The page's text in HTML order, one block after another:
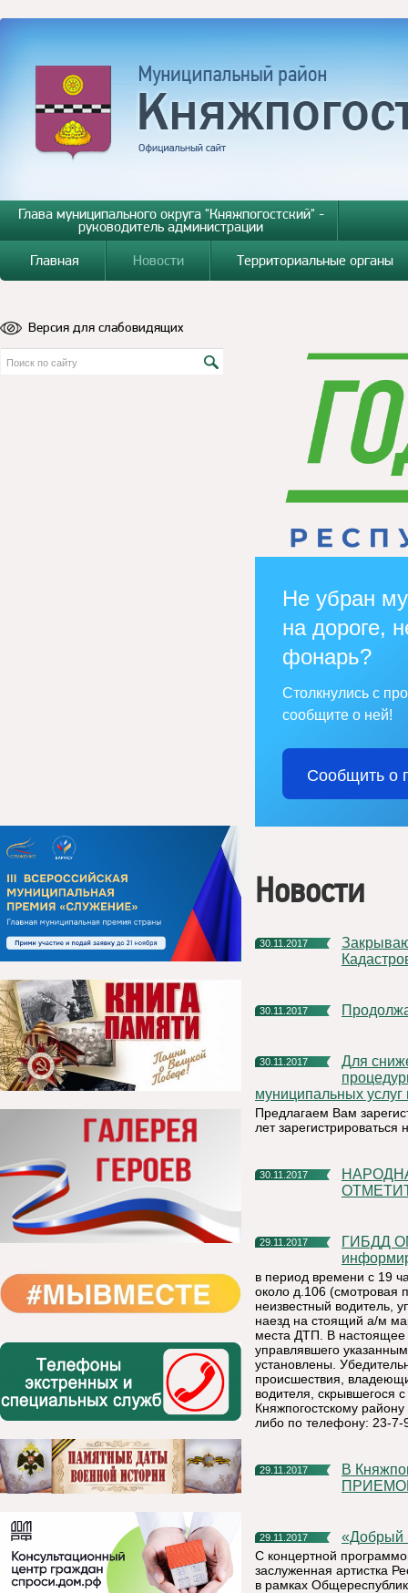
Глава муниципального округа "Княжпогостский" -
руководитель администрации
Главная
Новости Территориальные органы
Версия для слабовидящих
Не убран
на дороге,
фонарь?
Столкнулись с
сообщите о ней!
Сообщить о
Новости
30.11.2017
Закрываются окна приема-выдачи документов в офисах
30.11.2017
30.11.2017
Для снижения административных барьеров и упрощения
муниципальных услуг
Предлагаем Вам
лет зарегистрироваться
30.11.2017
НАРОДНАЯ АРТИСТКА СССР ГЛАФИРА СИДОРОВА
29.11.2017
ГИБДД ОМВД России по Княжпогостскому району
в период времени с 19
около д.106 (смотровая
неизвестный водитель,
наезд на стоящий а/м
места ДТП. В настоящее
управлявшего
установлены.
происшествия,
водителя, скрывшегося
Княжпогостскому
либо по телефону: 23-7-
29.11.2017
В Княжпогостском районе началась НЕДЕЛЯ ЛИЧНЫХ
29.11.2017
С концертной
заслуженная артистка
в рамках